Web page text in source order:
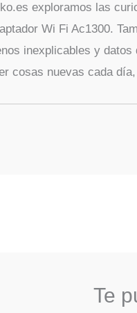
exploramos las
Wi Fi Ac1300.
inexplicables y
cosas nuevas cada
Te